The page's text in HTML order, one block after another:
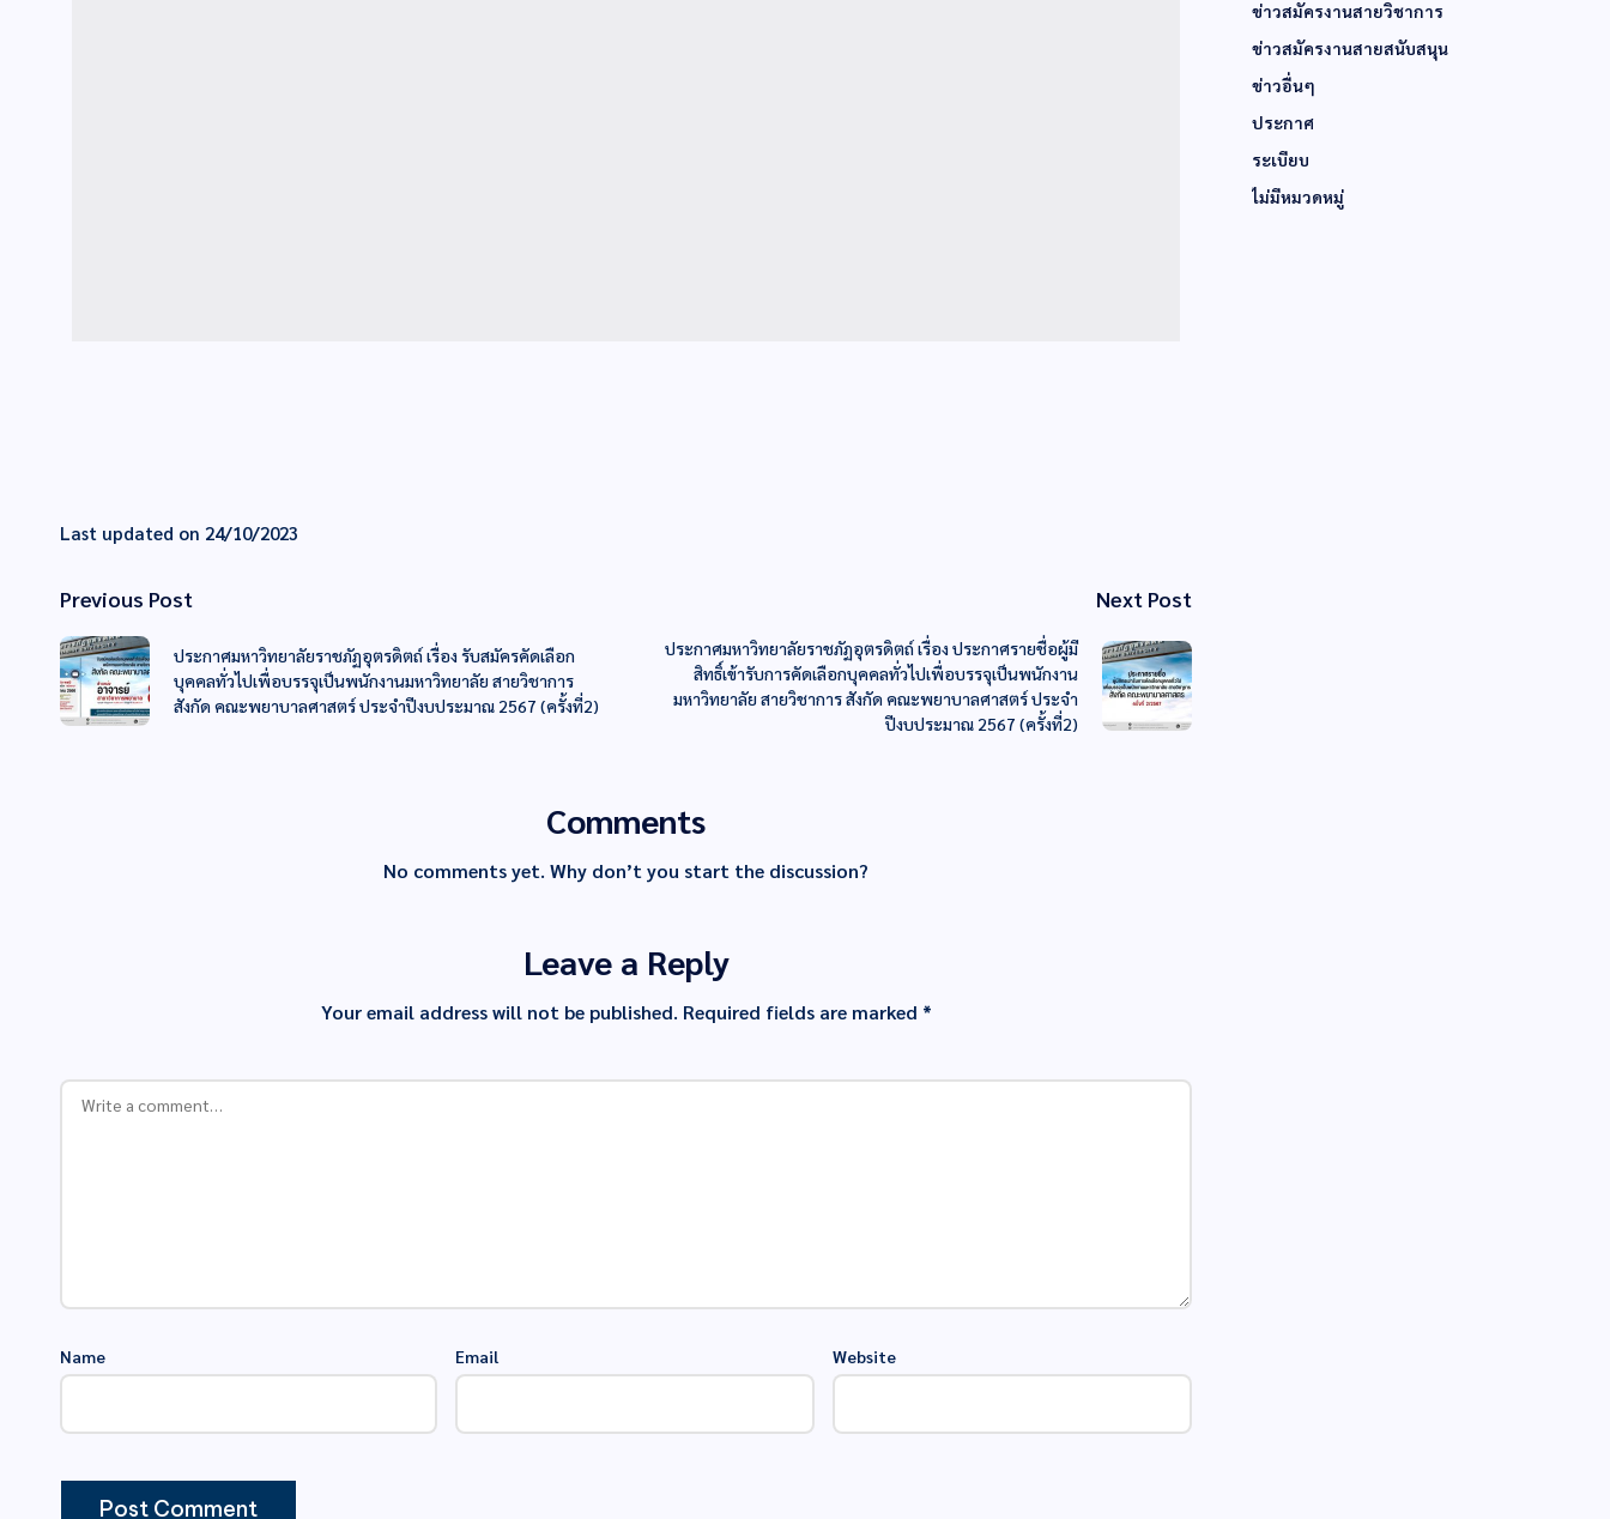
Last updated on 24/10/2023
Previous Post
ประกาศมหาวิทยาลัยราชภัฏอุตรดิตถ์ เรื่อง รับสมัครคัดเลือก
บุคคลทั่วไปเพื่อบรรจุเป็นพนักงานมหาวิทยาลัย สายวิชาการ
สังกัด คณะพยาบาลศาสตร์ ประจำปีงบประมาณ 2567 (ครั้งที่2)
Next Post
ประกาศมหาวิทยาลัยราชภัฏอุตรดิตถ์ เรื่อง ประกาศรายชื่อผู้มี
สิทธิ์เข้ารับการคัดเลือกบุคคลทั่วไปเพื่อบรรจุเป็นพนักงาน
มหาวิทยาลัย สายวิชาการ สังกัด คณะพยาบาลศาสตร์ ประจำ
ปีงบประมาณ 2567 (ครั้งที่2)
Comments
No comments yet. Why don’t you start the discussion?
Leave a Reply
Your email address will not be published. Required fields are marked *
Name Email Website
ข่าวสมัครงานสายวิชาการ
ข่าวสมัครงานสายสนับสนุน
ข่าวอื่นๆ
ประกาศ
ระเบียบ
ไม่มีหมวดหมู่